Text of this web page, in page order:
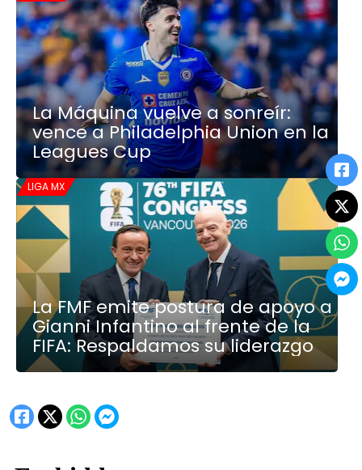
La Máquina vuelve a sonreír:
vence a Philadelphia Union en la
Leagues Cup
LIGA MX
La FMF emite postura de apoyo a
Gianni Infantino al frente de la
FIFA: Respaldamos su liderazgo